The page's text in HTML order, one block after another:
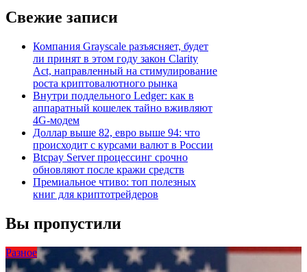
Свежие записи
Компания Grayscale разъясняет, будет
ли принят в этом году закон Clarity
Act, направленный на стимулирование
роста криптовалютного рынка
Внутри поддельного Ledger: как в
аппаратный кошелек тайно вживляют
4G-модем
Доллар выше 82, евро выше 94: что
происходит с курсами валют в России
Btcpay Server процессинг срочно
обновляют после кражи средств
Премиальное чтиво: топ полезных
книг для криптотрейдеров
Вы пропустили
Разное